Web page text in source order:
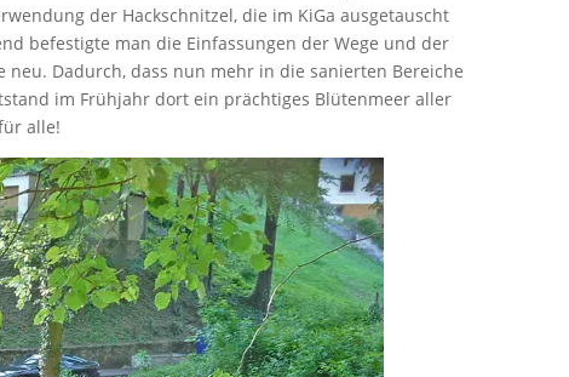
der Hackschnitzel, die im KiGa ausgetauscht
befestigte man die Einfassungen der Wege und der
neu. Dadurch, dass nun mehr in die sanierten Bereiche
im Frühjahr dort ein prächtiges Blütenmeer aller
alle!